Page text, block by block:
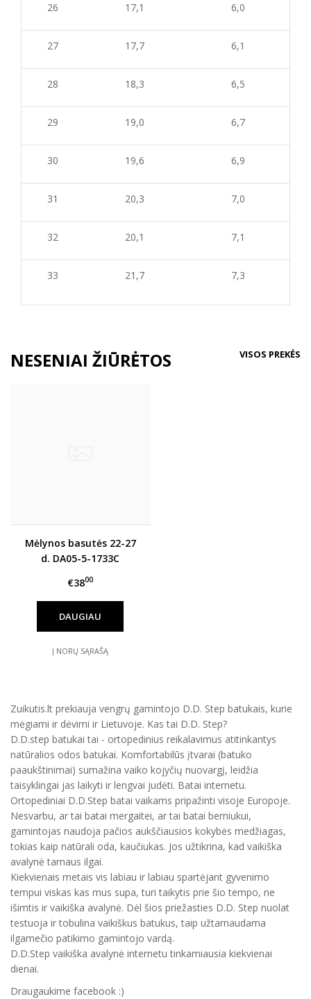
26 17,1 6,0
27 17,7 6,1
28 18,3 6,5
29 19,0 6,7
30 19,6 6,9
31 20,3 7,0
32 20,1 7,1
33 21,7 7,3
NESENIAI ŽIŪRĖTOS VISOS PREKĖS
Mėlynos basutės 22-27
d. DA05-5-1733C
€3800
DAUGIAU
Į NORŲ SĄRAŠĄ
Zuikutis.lt prekiauja vengrų gamintojo D.D. Step batukais, kurie
mėgiami ir dėvimi ir Lietuvoje. Kas tai D.D. Step?
D.D.step batukai tai - ortopedinius reikalavimus atitinkantys
natūralios odos batukai. Komfortabilūs įtvarai (batuko
paaukštinimai) sumažina vaiko kojyčių nuovargį, leidžia
taisyklingai jas laikyti ir lengvai judėti. Batai internetu.
Ortopediniai D.D.Step batai vaikams pripažinti visoje Europoje.
Nesvarbu, ar tai batai mergaitei, ar tai batai berniukui,
gamintojas naudoja pačios aukščiausios kokybės medžiagas,
tokias kaip natūrali oda, kaučiukas. Jos užtikrina, kad vaikiška
avalynė tarnaus ilgai.
Kiekvienais metais vis labiau ir labiau spartėjant gyvenimo
tempui viskas kas mus supa, turi taikytis prie šio tempo, ne
išimtis ir vaikiška avalynė. Dėl šios priežasties D.D. Step nuolat
testuoja ir tobulina vaikiškus batukus, taip užtarnaudama
ilgamečio patikimo gamintojo vardą.
D.D.Step vaikiška avalynė internetu tinkamiausia kiekvienai
dienai.
Draugaukime facebook :)